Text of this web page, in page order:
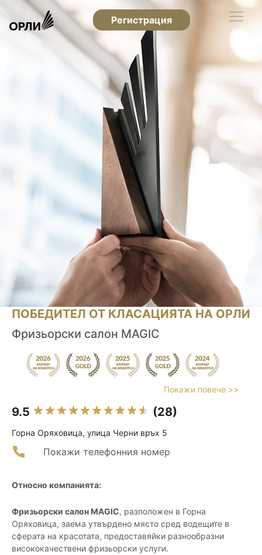
Регистрация
ПОБЕДИТЕЛ ОТ КЛАСАЦИЯТА НА ОРЛИ
Фризьорски салон MAGIC
Покажи повече >>
9.5 (28)
Горна Оряховица, улица Черни връх 5
Покажи телефонния номер
Относно компанията:
Фризьорски салон MAGIC, разположен в Горна
Оряховица, заема утвърдено място сред водещите в
сферата на красотата, предоставяйки разнообразни
висококачествени фризьорски услуги.